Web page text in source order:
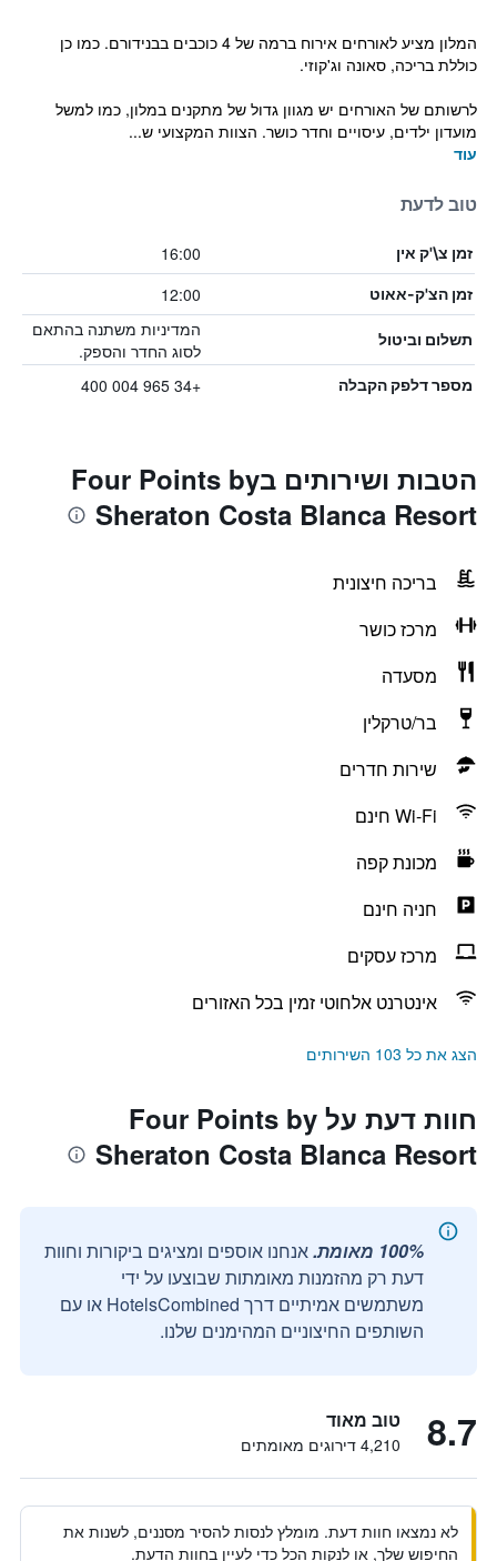
המלון מציע לאורחים אירוח ברמה של 4 כוכבים בבנידורם. כמו כן
כוללת בריכה, סאונה וג'קוזי.
לרשותם של האורחים יש מגוון גדול של מתקנים במלון, כמו למשל
מועדון ילדים, עיסויים וחדר כושר. הצוות המקצועי ש...
עוד
טוב לדעת
זמן צ\'ק אין 16:00
זמן הצ'ק-אאוט 12:00
תשלום וביטול
המדיניות משתנה בהתאם
לסוג החדר והספק.
מספר דלפק הקבלה +34 965 004 400
הטבות ושירותים בFour Points by
Sheraton Costa Blanca Resort
בריכה חיצונית
מרכז כושר
מסעדה
בר/טרקלין
שירות חדרים
Wi-Fi חינם
מכונת קפה
חניה חינם
מרכז עסקים
אינטרנט אלחוטי זמין בכל האזורים
הצג את כל 103 השירותים
חוות דעת על Four Points by
Sheraton Costa Blanca Resort
100% מאומת.
אנחנו אוספים ומציגים ביקורות וחוות
דעת רק מהזמנות מאומתות שבוצעו על ידי
משתמשים אמיתיים דרך HotelsCombined או עם
השותפים החיצוניים המהימנים שלנו.
8.7 טוב מאוד
4,210 דירוגים מאומתים
לא נמצאו חוות דעת. מומלץ לנסות להסיר מסננים, לשנות את
החיפוש שלך, או לנקות הכל כדי לעיין בחוות הדעת.